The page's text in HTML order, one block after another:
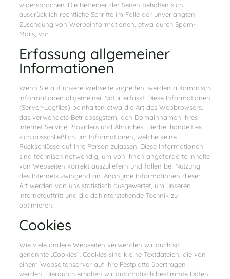
widersprochen. Die Betreiber der Seiten behalten sich
ausdrücklich rechtliche Schritte im Falle der unverlangten
Zusendung von Werbeinformationen, etwa durch Spam-
Mails, vor.
Erfassung allgemeiner
Informationen
Wenn Sie auf unsere Webseite zugreifen, werden automatisch
Informationen allgemeiner Natur erfasst. Diese Informationen
(Server-Logfiles) beinhalten etwa die Art des Webbrowsers,
das verwendete Betriebssystem, den Domainnamen Ihres
Internet Service Providers und Ähnliches. Hierbei handelt es
sich ausschließlich um Informationen, welche keine
Rückschlüsse auf Ihre Person zulassen. Diese Informationen
sind technisch notwendig, um von Ihnen angeforderte Inhalte
von Webseiten korrekt auszuliefern und fallen bei Nutzung
des Internets zwingend an. Anonyme Informationen dieser
Art werden von uns statistisch ausgewertet, um unseren
Internetauftritt und die dahinterstehende Technik zu
optimieren.
Cookies
Wie viele andere Webseiten verwenden wir auch so
genannte „Cookies“. Cookies sind kleine Textdateien, die von
einem Webseitenserver auf Ihre Festplatte übertragen
werden. Hierdurch erhalten wir automatisch bestimmte Daten